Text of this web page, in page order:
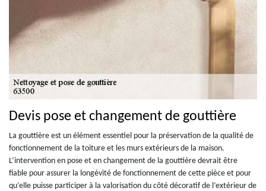
Devis pose et changement de gouttière
La gouttière est un élément essentiel pour la préservation de la qualité de
fonctionnement de la toiture et les murs extérieurs de la maison.
L’intervention en pose et en changement de la gouttière devrait être
fiable pour assurer la longévité de fonctionnement de cette pièce et pour
qu’elle puisse participer à la valorisation du côté décoratif de l’extérieur de